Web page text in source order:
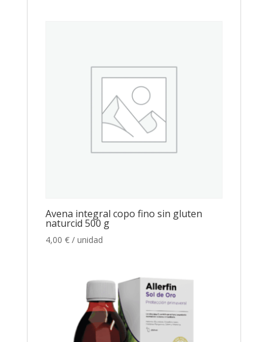
Avena integral copo fino sin gluten
naturcid 500 g
4,00 € / unidad